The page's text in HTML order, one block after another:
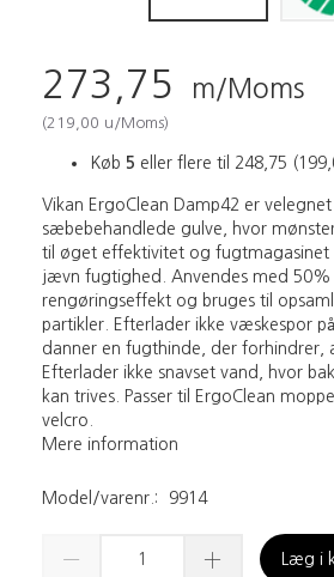
273,75 m/Moms
(219,00 u/Moms)
Køb 5 eller flere til 248,75 (
Vikan ErgoClean Damp42 er
sæbebehandlede gulve, hvor
til øget effektivitet og fugtmagasinet
jævn fugtighed. Anvendes med
rengøringseffekt og bruges til
partikler. Efterlader ikke væskespor
danner en fugthinde, der forhindrer,
Efterlader ikke snavset vand, hvor
kan trives. Passer til ErgoClean
velcro.
Mere information
Model/varenr.: 9914
Læg i